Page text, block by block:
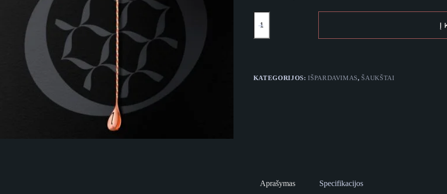
produkto
kiekis:
spalvos
šakute
40
Į
KATEGORIJOS:IŠPARDAVIMAS, ŠAUKŠTAI
Aprašymas Specifikacijos